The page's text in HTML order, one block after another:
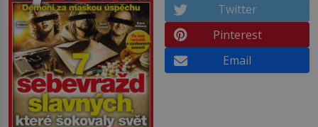
Twitter
Pinterest
Email